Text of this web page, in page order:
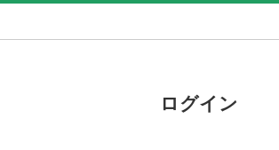
ログイン